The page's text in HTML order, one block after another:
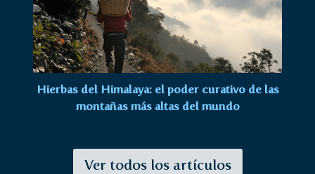
Hierbas del Himalaya: el poder curativo de las
montañas más altas del mundo
Ver todos los artículos